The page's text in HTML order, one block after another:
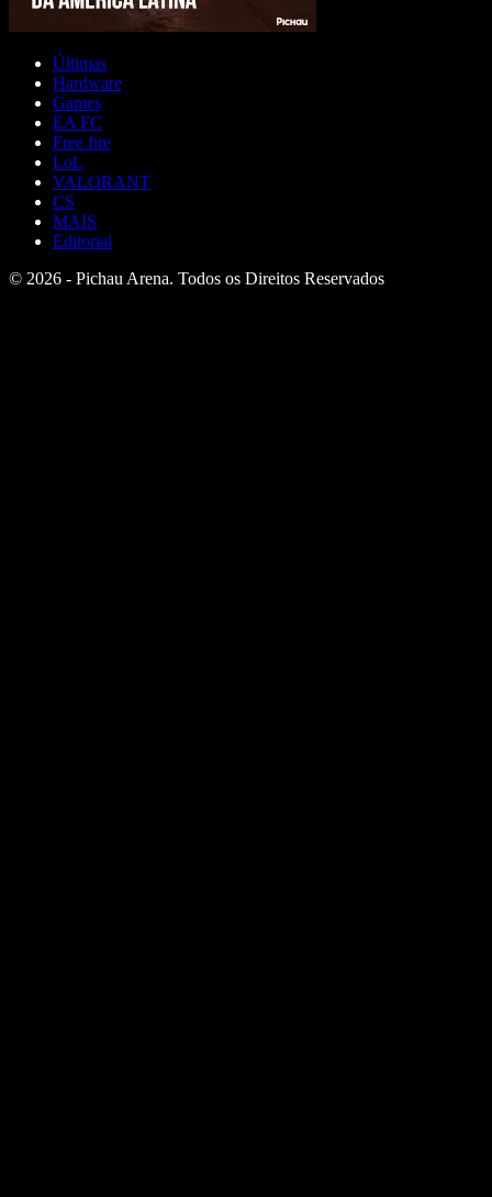
Últimas
Hardware
Games
EA FC
Free fire
LoL
VALORANT
CS
MAIS
Editorial
© 2026 - Pichau Arena. Todos os Direitos Reservados